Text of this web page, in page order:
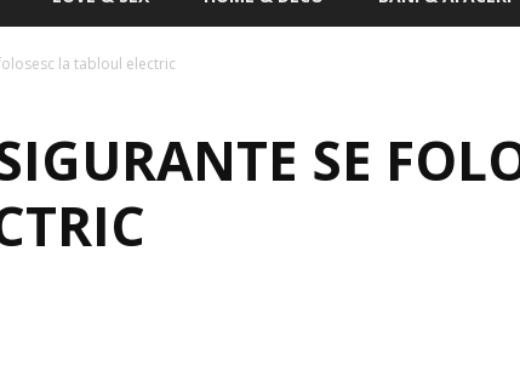
la tabloul electric
SE